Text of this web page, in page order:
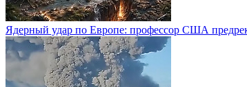
Ядерный удар по Европе: профессор США